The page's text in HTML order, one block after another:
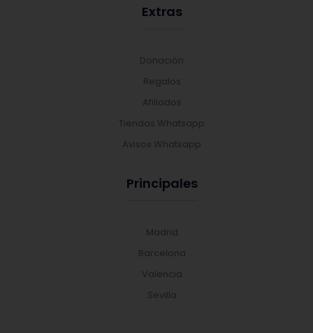
Extras
Donación
Regalos
Afiliados
Tiendas Whatsapp
Avisos Whatsapp
Principales
Madrid
Barcelona
Valencia
Sevilla